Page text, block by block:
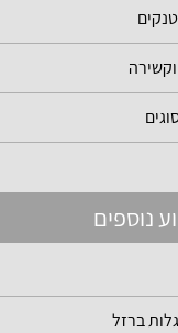
נוספים
ברזל